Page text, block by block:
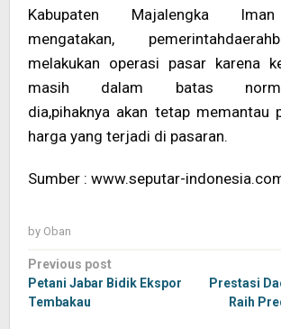
Kabupaten Majalengka
mengatakan,
melakukan operasi pasar karena
masih dalam batas
dia,pihaknya akan tetap memantau
harga yang terjadi di pasaran.
Sumber : www.seputar-
by Oban
Post
navigation
Previous post
Petani Jabar Bidik Ekspor
Tembakau
Prestasi
Raih